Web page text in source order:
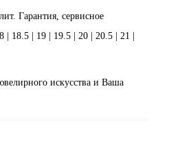
Гарантия, сервисное
18.5 | 19 | 19.5 | 20 | 20.5 | 21 |
искусства и Ваша